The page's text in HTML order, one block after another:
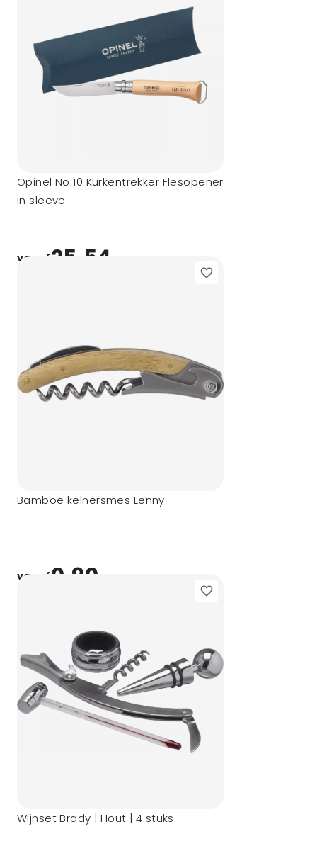
Opinel No 10 Kurkentrekker Flesopener
in sleeve
vanaf25,54
Bamboe kelnersmes Lenny
vanaf0,90
Wijnset Brady | Hout | 4 stuks